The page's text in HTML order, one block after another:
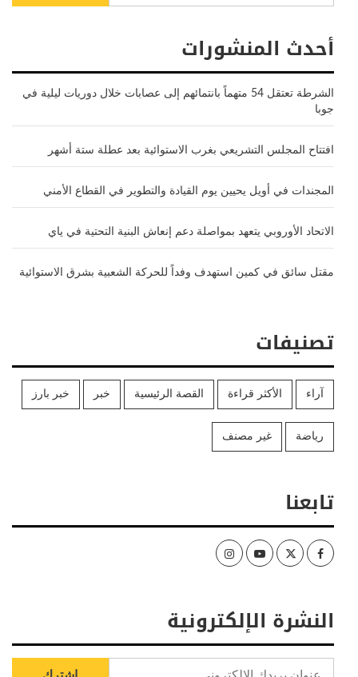
أحدث المنشورات
الشرطة تعتقل 54 متهماً بانتمائهم إلى عصابات خلال دوريات ليلية في
جوبا
افتتاح المجلس التشريعي بغرب الاستوائية بعد عطلة ستة أشهر
المجندات في أويل يحيين يوم القيادة والتطوير في القطاع الأمني
الاتحاد الأوروبي يتعهد بمواصلة دعم إنعاش البنية التحتية في ياي
مقتل سائق في كمين استهدف وفداً للحركة الشعبية بشرق الاستوائية
تصنيفات
آراء الأكثر قراءة القصة الرئيسية خبر خبر بارز
رياضة غير مصنف
تابعنا
Facebook
Twitter
Youtube
Instagram
النشرة الإلكترونية